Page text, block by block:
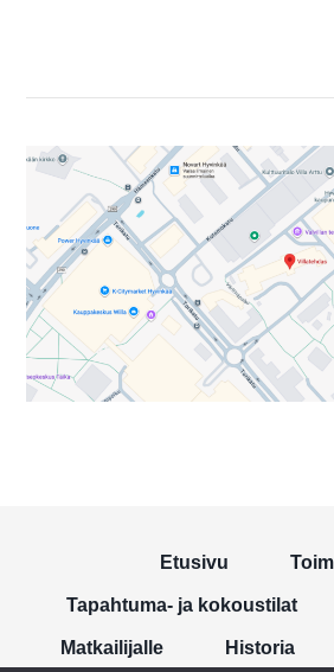
Etusivu
Tapahtuma- ja kokoustilat
Matkailijalle Historia